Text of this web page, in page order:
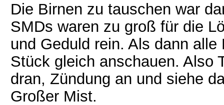
Die Birnen zu tauschen war
SMDs waren zu groß für die
und Geduld rein. Als dann
Stück gleich anschauen. Also
dran, Zündung an und siehe
Großer Mist.